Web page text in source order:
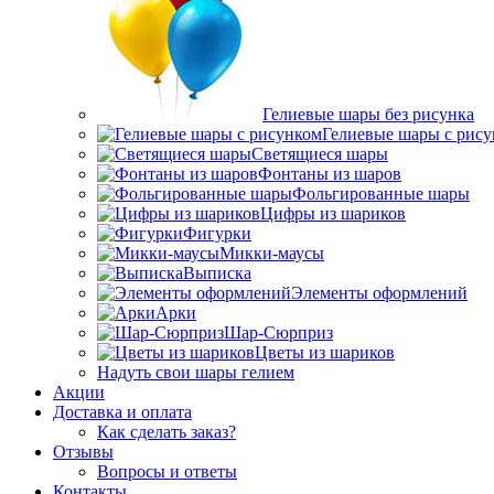
Гелиевые шары без рисунка
Гелиевые шары с
Светящиеся шары
Фонтаны из шаров
Фольгированные шары
Цифры из шариков
Фигурки
Микки-маусы
Выписка
Элементы оформлений
Арки
Шар-Сюрприз
Цветы из шариков
Надуть свои шары гелием
Акции
Доставка и оплата
Как сделать заказ?
Отзывы
Вопросы и ответы